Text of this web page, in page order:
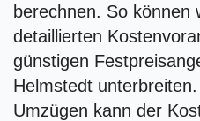
berechnen. So können
detaillierten
günstigen
Helmstedt
Umzügen kann der